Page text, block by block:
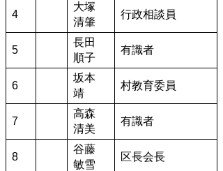
4
大塚
清肇
行政相談員
5
長田
順子
有識者
6
坂本
靖
村教育委員
7
高森
清美
有識者
8
谷藤
敏雪
区長会長